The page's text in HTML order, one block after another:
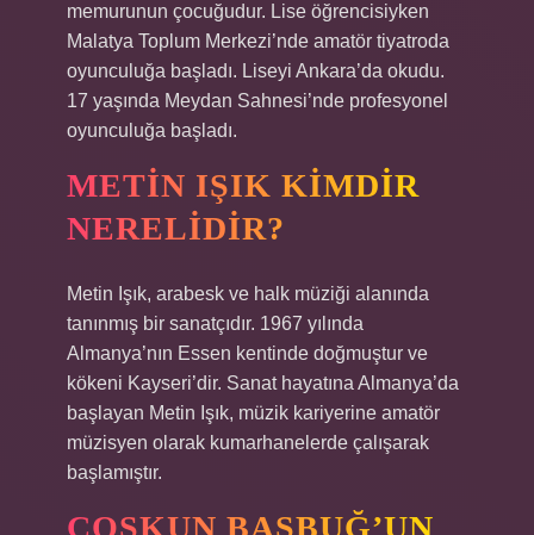
memurunun çocuğudur. Lise öğrencisiyken
Malatya Toplum Merkezi’nde amatör tiyatroda
oyunculuğa başladı. Liseyi Ankara’da okudu.
17 yaşında Meydan Sahnesi’nde profesyonel
oyunculuğa başladı.
METIN IŞIK KIMDIR
NERELIDIR?
Metin Işık, arabesk ve halk müziği alanında
tanınmış bir sanatçıdır. 1967 yılında
Almanya’nın Essen kentinde doğmuştur ve
kökeni Kayseri’dir. Sanat hayatına Almanya’da
başlayan Metin Işık, müzik kariyerine amatör
müzisyen olarak kumarhanelerde çalışarak
başlamıştır.
COŞKUN BAŞBUĞ’UN